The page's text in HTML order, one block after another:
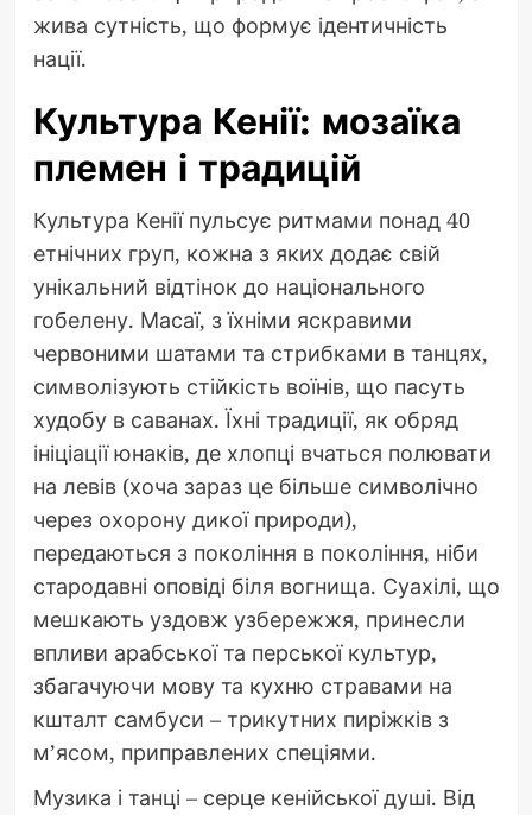
жива сутність, що формує ідентичність
нації.
Культура Кенії: мозаїка
племен і традицій
Культура Кенії пульсує ритмами понад 40
етнічних груп, кожна з яких додає свій
унікальний відтінок до національного
гобелену. Масаї, з їхніми яскравими
червоними шатами та стрибками в танцях,
символізують стійкість воїнів, що пасуть
худобу в саванах. Їхні традиції, як обряд
ініціації юнаків, де хлопці вчаться полювати
на левів (хоча зараз це більше символічно
через охорону дикої природи),
передаються з покоління в покоління, ніби
стародавні оповіді біля вогнища. Суахілі, що
мешкають уздовж узбережжя, принесли
впливи арабської та перської культур,
збагачуючи мову та кухню стравами на
кшталт самбуси – трикутних пиріжків з
м’ясом, приправлених спеціями.
Музика і танці – серце кенійської душі. Від